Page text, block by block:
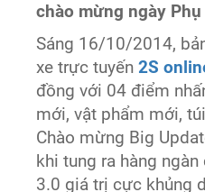
chào mừng ngày
Sáng 16/10/2014,
xe trực tuyến2S
đồng với 04 điểm
mới, vật phẩm mới,
Chào mừng Big
khi tung ra hàng
3.0 giá trị cực khủng